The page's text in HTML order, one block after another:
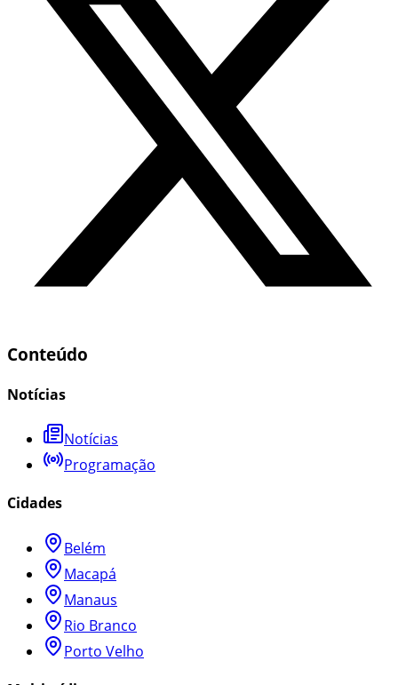
Conteúdo
Notícias
Notícias
Programação
Cidades
Belém
Macapá
Manaus
Rio Branco
Porto Velho